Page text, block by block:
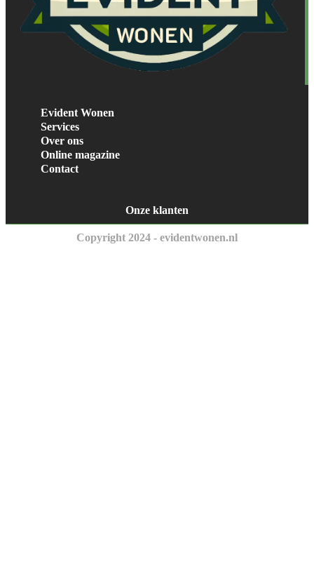
Evident Wonen
Services
Over ons
Online magazine
Contact
Onze klanten
Copyright 2024 - evidentwonen.nl